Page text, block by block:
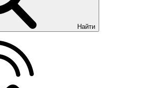
Найти